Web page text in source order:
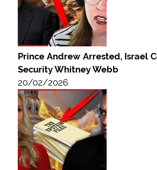
Prince Andrew Arrested, Israel
Security Whitney Webb
20/02/2026